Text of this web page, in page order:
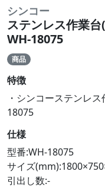
シンコー
ステンレス作業
WH-18075
商品
特徴
・シンコーステンレ
18075
仕様
型番:WH-18075
サイズ
引出し数:-